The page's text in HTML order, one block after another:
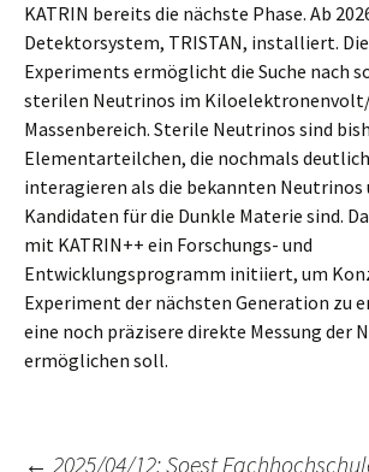
KATRIN bereits die nächste Phase. Ab
Detektorsystem, TRISTAN, installiert.
Experiments ermöglicht die Suche nach
sterilen Neutrinos im
Massenbereich. Sterile Neutrinos sind
Elementarteilchen, die nochmals
interagieren als die bekannten Neutrinos
Kandidaten für die Dunkle Materie sind.
mit KATRIN++ ein Forschungs- und
Entwicklungsprogramm initiiert, um
Experiment der nächsten Generation zu
eine noch präzisere direkte Messung der
ermöglichen soll.
← 2025/04/12: Soest